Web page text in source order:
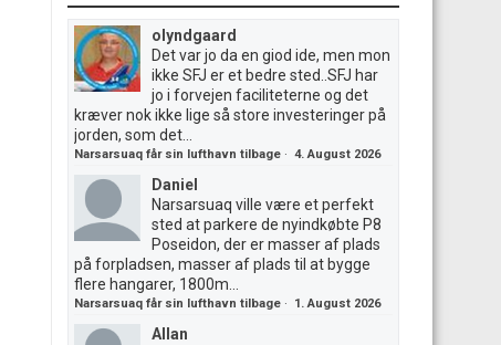
olyndgaard
Det var jo da en giod ide, men mon
ikke SFJ er et bedre sted..SFJ har
jo i forvejen faciliteterne og det
kræver nok ikke lige så store investeringer på
jorden, som det...
Narsarsuaq får sin lufthavn tilbage · 4. August 2026
Daniel
Narsarsuaq ville være et perfekt
sted at parkere de nyindkøbte P8
Poseidon, der er masser af plads
på forpladsen, masser af plads til at bygge
flere hangarer, 1800m...
Narsarsuaq får sin lufthavn tilbage · 1. August 2026
Allan